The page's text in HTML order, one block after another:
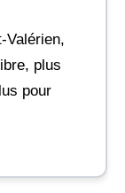
Valérien,
plus
pour